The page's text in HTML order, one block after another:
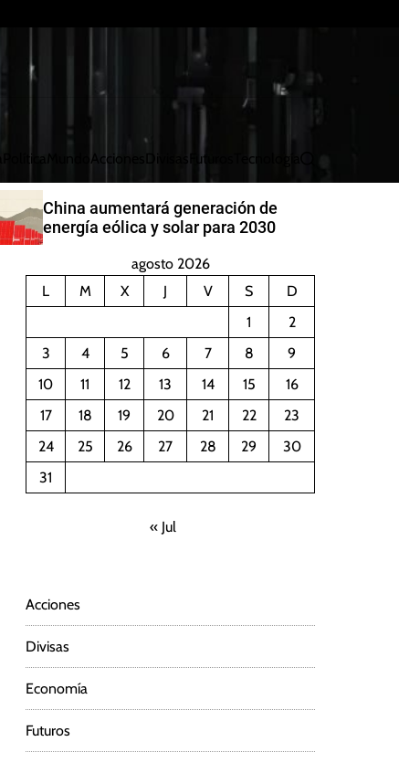
Política Acciones Divisas Futuros Tecnología
u
China aumentará generación de
energía eólica y solar para 2030
agosto 2026
L
M X J V S
D
1
2
3
4 5 6 7 8
9
10
11 12 13 14 15
16
17
18 19 20 21 22
23
24
25 26 27 28 29
30
31
« Jul
Acciones
Divisas
Economía
Futuros